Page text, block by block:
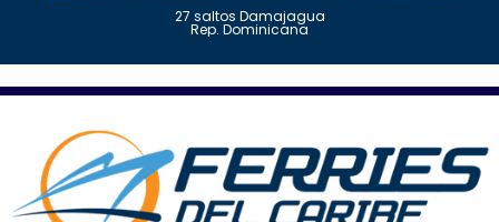
27 saltos Damajagua
Rep. Dominicana